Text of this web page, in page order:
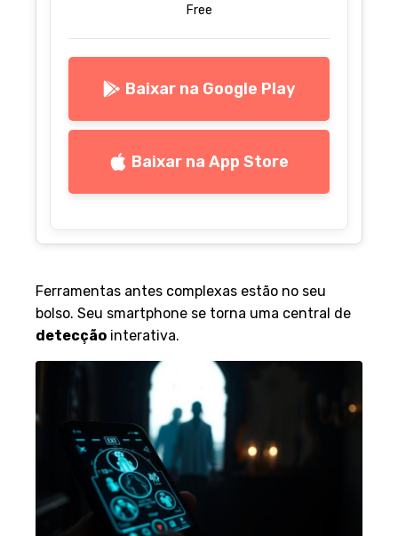
Free
Baixar na Google Play
Baixar na App Store
Ferramentas antes complexas estão no seu
bolso. Seu smartphone se torna uma central de
detecção interativa.